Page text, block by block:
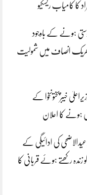
ہونے کے باوجود
انصاف میں شمولیت
خیبرپختونخوا کے
کا اعلان
عیدالاضحی کی ادائیگی کے
زندہ رکھتے ہوئے قربانی کا